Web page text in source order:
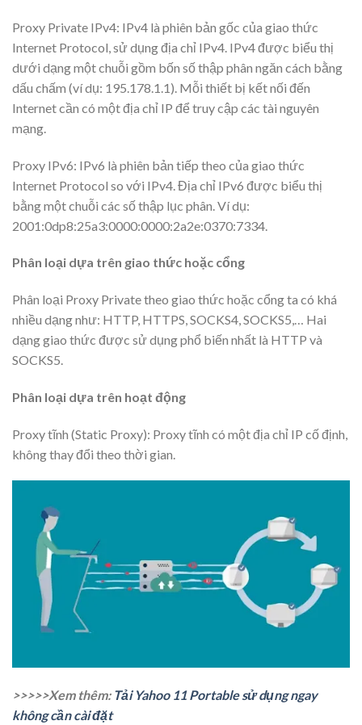
Proxy Private IPv4: IPv4 là phiên bản gốc của giao thức
Internet Protocol, sử dụng địa chỉ IPv4. IPv4 được biểu thị
dưới dạng một chuỗi gồm bốn số thập phân ngăn cách bằng
dấu chấm (ví dụ: 195.178.1.1). Mỗi thiết bị kết nối đến
Internet cần có một địa chỉ IP để truy cập các tài nguyên
mạng.
Proxy IPv6: IPv6 là phiên bản tiếp theo của giao thức
Internet Protocol so với IPv4. Địa chỉ IPv6 được biểu thị
bằng một chuỗi các số thập lục phân. Ví dụ:
2001:0dp8:25a3:0000:0000:2a2e:0370:7334.
Phân loại dựa trên giao thức hoặc cổng
Phân loại Proxy Private theo giao thức hoặc cổng ta có khá
nhiều dạng như: HTTP, HTTPS, SOCKS4, SOCKS5,… Hai
dạng giao thức được sử dụng phổ biến nhất là HTTP và
SOCKS5.
Phân loại dựa trên hoạt động
Proxy tĩnh (Static Proxy): Proxy tĩnh có một địa chỉ IP cố định,
không thay đổi theo thời gian.
>>>>>Xem thêm: Tải Yahoo 11 Portable sử dụng ngay
không cần cài đặt